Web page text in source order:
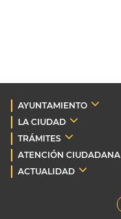
AYUNTAMIENTO
LA CIUDAD
TRÁMITES
ATENCIÓN CIUDADANA
ACTUALIDAD